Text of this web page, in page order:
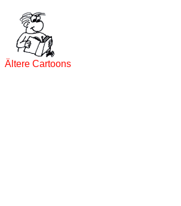
Ältere Cartoons